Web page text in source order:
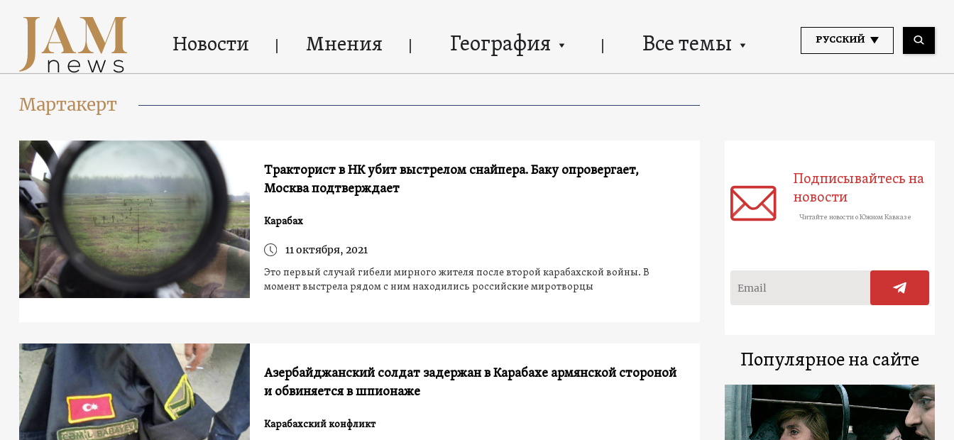
Новости Мнения География Все темы РУССКИЙ
Мартакерт
Тракторист в НК убит выстрелом снайпера. Баку опровергает,
Москва подтверждает
Карабах
11 октября, 2021
Это первый случай гибели мирного жителя после второй карабахской войны. В
момент выстрела рядом с ним находились российские миротворцы
Азербайджанский солдат задержан в Карабахе армянской стороной
и обвиняется в шпионаже
Карабахский конфликт
Подписывайтесь на
новости
Читайте новости о Южном Кавказе
Популярное на сайте